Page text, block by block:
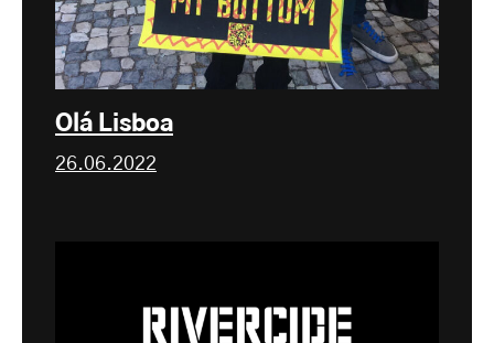
Olá Lisboa
26.06.2022